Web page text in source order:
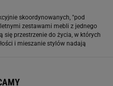
skoordynowanych, "pod
zestawami mebli z jednego
się przestrzenie do życia, w których
i mieszanie stylów nadają